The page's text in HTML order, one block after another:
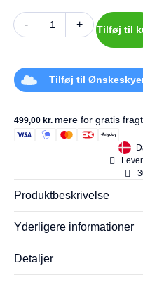
tom.
- + Tilføj til
Tilføj til
499,00 kr. mere for gratis fragt
Produktbeskrivelse
Yderligere informationer
Detaljer